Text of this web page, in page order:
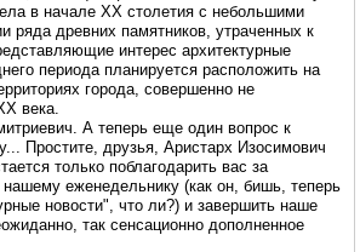
в начале XX столетия с небольшими
ряда древних памятников, утраченных к
интерес архитектурные
периода планируется расположить на
города, совершенно не
века.
А теперь еще один вопрос к
Простите, друзья, Аристарх Изосимович
только поблагодарить вас за
нашему еженедельнику (как он, бишь, теперь
новости", что ли?) и завершить наше
так сенсационно дополненное